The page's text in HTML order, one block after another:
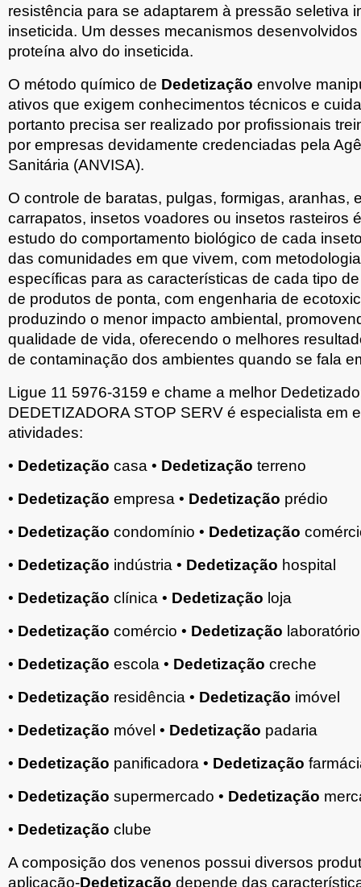
resistência para se adaptarem à pressão seletiva
inseticida. Um desses mecanismos
proteína alvo do inseticida.
O método químico de Dedetização envolve
ativos que exigem conhecimentos técnicos e
portanto precisa ser realizado por profissionais
por empresas devidamente credenciadas pela
Sanitária (ANVISA).
O controle de baratas, pulgas, formigas, aranhas,
carrapatos, insetos voadores ou insetos rasteiros
estudo do comportamento biológico de cada
das comunidades em que vivem, com
específicas para as características de cada tipo
de produtos de ponta, com engenharia de
produzindo o menor impacto ambiental,
qualidade de vida, oferecendo o melhores
de contaminação dos ambientes quando se fala
Ligue 11 5976-3159 e chame a melhor
DEDETIZADORA STOP SERV é especialista em
atividades:
• Dedetização casa • Dedetização terreno
• Dedetização empresa • Dedetização prédio
• Dedetização condomínio • Dedetização
• Dedetização indústria • Dedetização hospital
• Dedetização clínica • Dedetização loja
• Dedetização comércio • Dedetização laboratório
• Dedetização escola • Dedetização creche
• Dedetização residência • Dedetização imóvel
• Dedetização móvel • Dedetização padaria
• Dedetização panificadora • Dedetização
• Dedetização supermercado • Dedetização
• Dedetização clube
A composição dos venenos possui diversos
aplicação-Dedetização depende das